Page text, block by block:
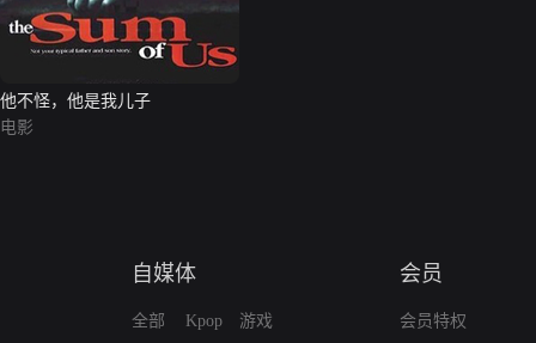
他不怪，他是我儿子
电影
自媒体
全部
Kpop
游戏
会员
会员特权